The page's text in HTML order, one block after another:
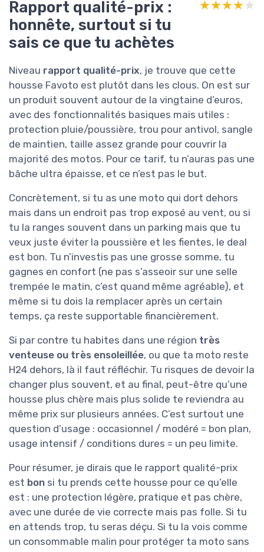
Rapport qualité-prix :
honnête, surtout si tu
sais ce que tu achètes
★★★★★
★★★★★
Niveau rapport qualité-prix, je trouve que cette
housse Favoto est plutôt dans les clous. On est sur
un produit souvent autour de la vingtaine d’euros,
avec des fonctionnalités basiques mais utiles :
protection pluie/poussière, trou pour antivol, sangle
de maintien, taille assez grande pour couvrir la
majorité des motos. Pour ce tarif, tu n’auras pas une
bâche ultra épaisse, et ce n’est pas le but.
Concrètement, si tu as une moto qui dort dehors
mais dans un endroit pas trop exposé au vent, ou si
tu la ranges souvent dans un parking mais que tu
veux juste éviter la poussière et les fientes, le deal
est bon. Tu n’investis pas une grosse somme, tu
gagnes en confort (ne pas s’asseoir sur une selle
trempée le matin, c’est quand même agréable), et
même si tu dois la remplacer après un certain
temps, ça reste supportable financièrement.
Si par contre tu habites dans une région très
venteuse ou très ensoleillée, ou que ta moto reste
H24 dehors, là il faut réfléchir. Tu risques de devoir la
changer plus souvent, et au final, peut-être qu’une
housse plus chère mais plus solide te reviendra au
même prix sur plusieurs années. C’est surtout une
question d’usage : occasionnel / modéré = bon plan,
usage intensif / conditions dures = un peu limite.
Pour résumer, je dirais que le rapport qualité-prix
est bon si tu prends cette housse pour ce qu’elle
est : une protection légère, pratique et pas chère,
avec une durée de vie correcte mais pas folle. Si tu
en attends trop, tu seras déçu. Si tu la vois comme
un consommable malin pour protéger ta moto sans